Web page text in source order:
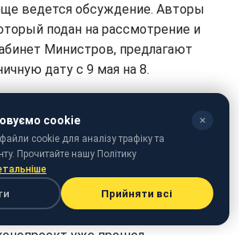
ведется обсуждение. Авторы
подан на рассмотрение и
Министров, предлагают
дату с 9 мая на 8.
в силе наше предложение
с 9 мая на 8 мая, про
Международного женского дня
права женщин и предложили
лишить его статуса выходного
cookie ✕
cookie для аналізу трафіку та
Прочитайте нашу Політику
Прийняти всі